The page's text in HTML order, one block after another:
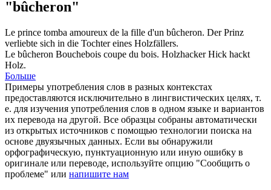
"bûcheron"
Le prince tomba amoureux de la fille d'un bûcheron. Der Prinz
verliebte sich in die Tochter eines Holzfällers.
Le bûcheron Bouchebois coupe du bois. HolzhackerHick hackt
Holz.
Больше
Примеры употребления слов в разных контекстах
предоставляются исключительно в лингвистических целях, т.
е. для изучения употребления слов в одном языке и вариантов
их перевода на другой. Все образцы собраны автоматически
из открытых источников с помощью технологии поиска на
основе двуязычных данных. Если вы обнаружили
орфографическую, пунктуационную или иную ошибку в
оригинале или переводе, используйте опцию "Сообщить о
проблеме" или напишите нам